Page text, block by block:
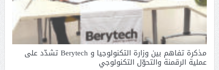
مذكرة تفاهم بين وزارة التكنولوجيا و Berytech تشدّد على
عملية الرقمنة والتحوّل التكنولوجي